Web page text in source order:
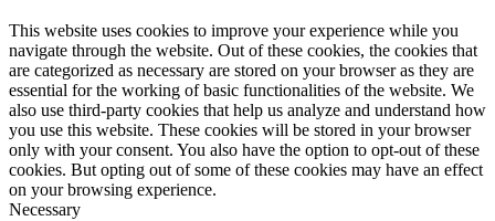
This website uses cookies to improve your experience while you
navigate through the website. Out of these cookies, the cookies that
are categorized as necessary are stored on your browser as they are
essential for the working of basic functionalities of the website. We
also use third-party cookies that help us analyze and understand how
you use this website. These cookies will be stored in your browser
only with your consent. You also have the option to opt-out of these
cookies. But opting out of some of these cookies may have an effect
on your browsing experience.
Necessary